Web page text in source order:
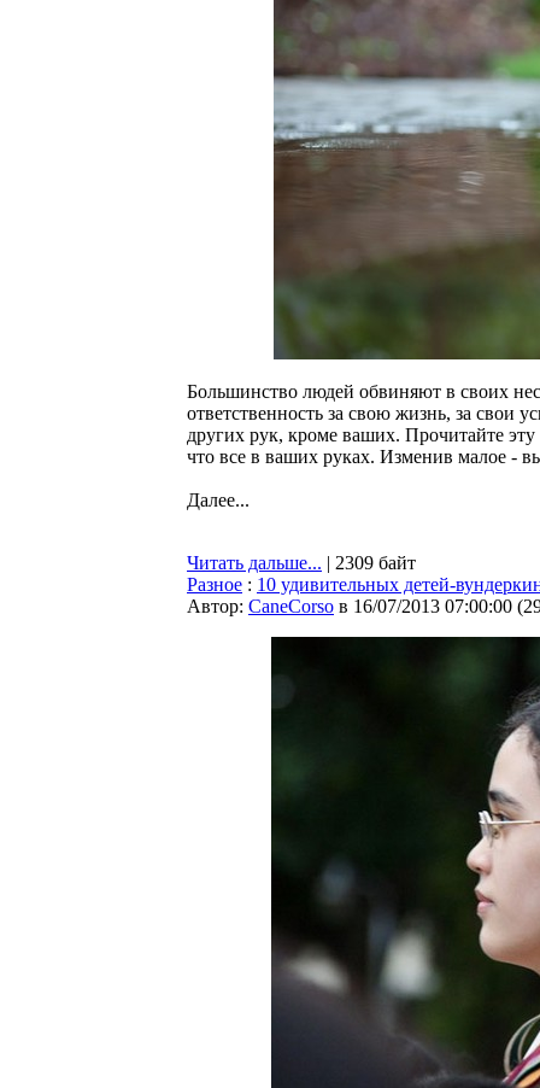
Большинство людей обвиняют в своих
ответственность за свою жизнь, за свои
других рук, кроме ваших. Прочитайте
что все в ваших руках. Изменив малое -
Далее...
Читать дальше... | 2309 байт
Разное : 10 удивительных детей-
Автор: CaneCorso в 16/07/2013 07:00:00 (